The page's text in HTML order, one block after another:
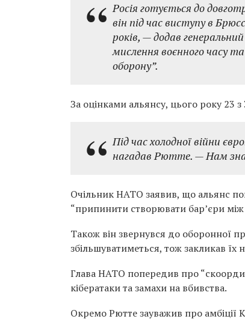
Росія готується до
він під час виступу в
років, — додав
мислення воєнного часу
оборону”.
За оцінками альянсу, цього року 23
Під час холодної війни
нагадав Рютте. — Нам
Очільник НАТО заявив, що альянс
“припинити створювати бар’єри
Також він звернувся до оборонної
збільшуватиметься, тож закликав їх
Глава НАТО попередив про
кібератаки та замахи на вбивства.
Окремо Рютте зауважив про амбіції